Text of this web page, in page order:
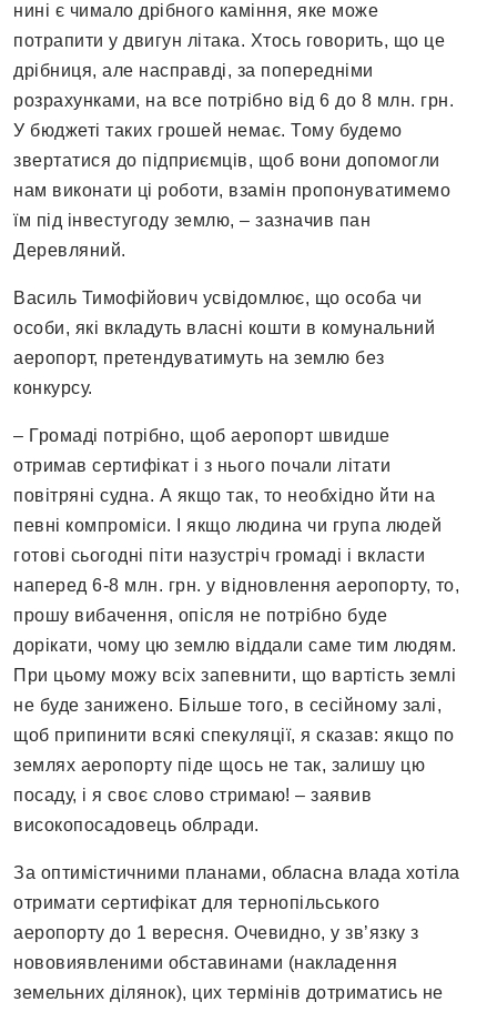
нині є чимало дрібного каміння, яке може
потрапити у двигун літака. Хтось говорить, що це
дрібниця, але насправді, за попередніми
розрахунками, на все потрібно від 6 до 8 млн. грн.
У бюджеті таких грошей немає. Тому будемо
звертатися до підприємців, щоб вони допомогли
нам виконати ці роботи, взамін пропонуватимемо
їм під інвестугоду землю, – зазначив пан
Деревляний.
Василь Тимофійович усвідомлює, що особа чи
особи, які вкладуть власні кошти в комунальний
аеропорт, претендуватимуть на землю без
конкурсу.
– Громаді потрібно, щоб аеропорт швидше
отримав сертифікат і з нього почали літати
повітряні судна. А якщо так, то необхідно йти на
певні компроміси. І якщо людина чи група людей
готові сьогодні піти назустріч громаді і вкласти
наперед 6-8 млн. грн. у відновлення аеропорту, то,
прошу вибачення, опісля не потрібно буде
дорікати, чому цю землю віддали саме тим людям.
При цьому можу всіх запевнити, що вартість землі
не буде занижено. Більше того, в сесійному залі,
щоб припинити всякі спекуляції, я сказав: якщо по
землях аеропорту піде щось не так, залишу цю
посаду, і я своє слово стримаю! – заявив
високопосадовець облради.
За оптимістичними планами, обласна влада хотіла
отримати сертифікат для тернопільського
аеропорту до 1 вересня. Очевидно, у зв’язку з
нововиявленими обставинами (накладення
земельних ділянок), цих термінів дотриматись не